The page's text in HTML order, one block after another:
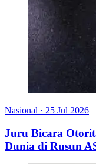
Nasional · 25 Jul 2026
Juru Bicara
Dunia di Rusun